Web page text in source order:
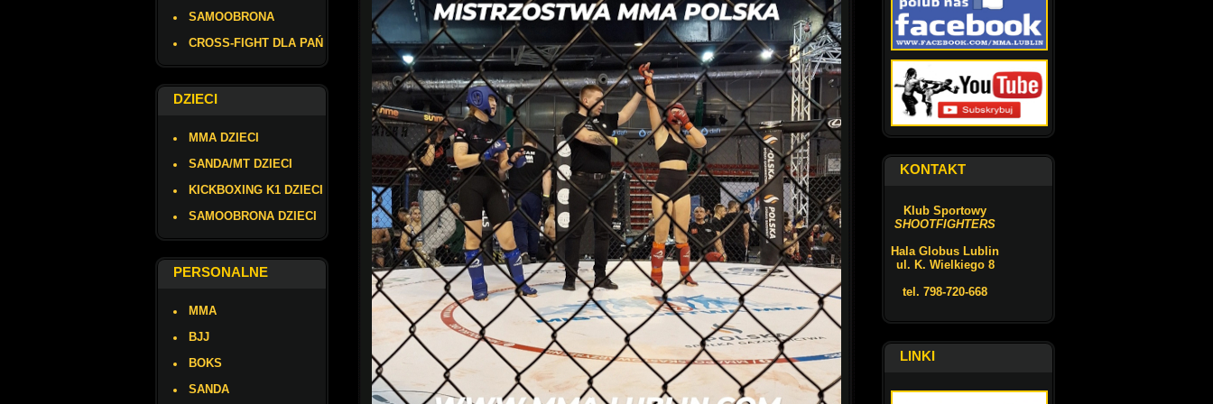
SAMOOBRONA
CROSS-FIGHT DLA PAŃ
DZIECI
MMA DZIECI
SANDA/MT DZIECI
KICKBOXING K1 DZIECI
SAMOOBRONA DZIECI
PERSONALNE
MMA
BJJ
BOKS
SANDA
KONTAKT
Klub Sportowy
SHOOTFIGHTERS
Hala Globus Lublin
ul. K. Wielkiego 8
tel. 798-720-668
LINKI